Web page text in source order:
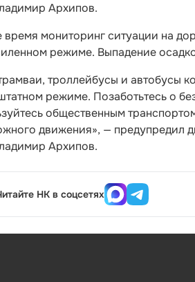
Архипов.
время мониторинг ситуации на
режиме. Выпадение
троллейбусы и автобусы
режиме. Позаботьтесь о
общественным
движения», — предупредил
Архипов.
НК в соцсетях